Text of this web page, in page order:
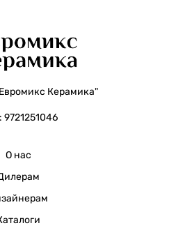
Керамика"
О нас